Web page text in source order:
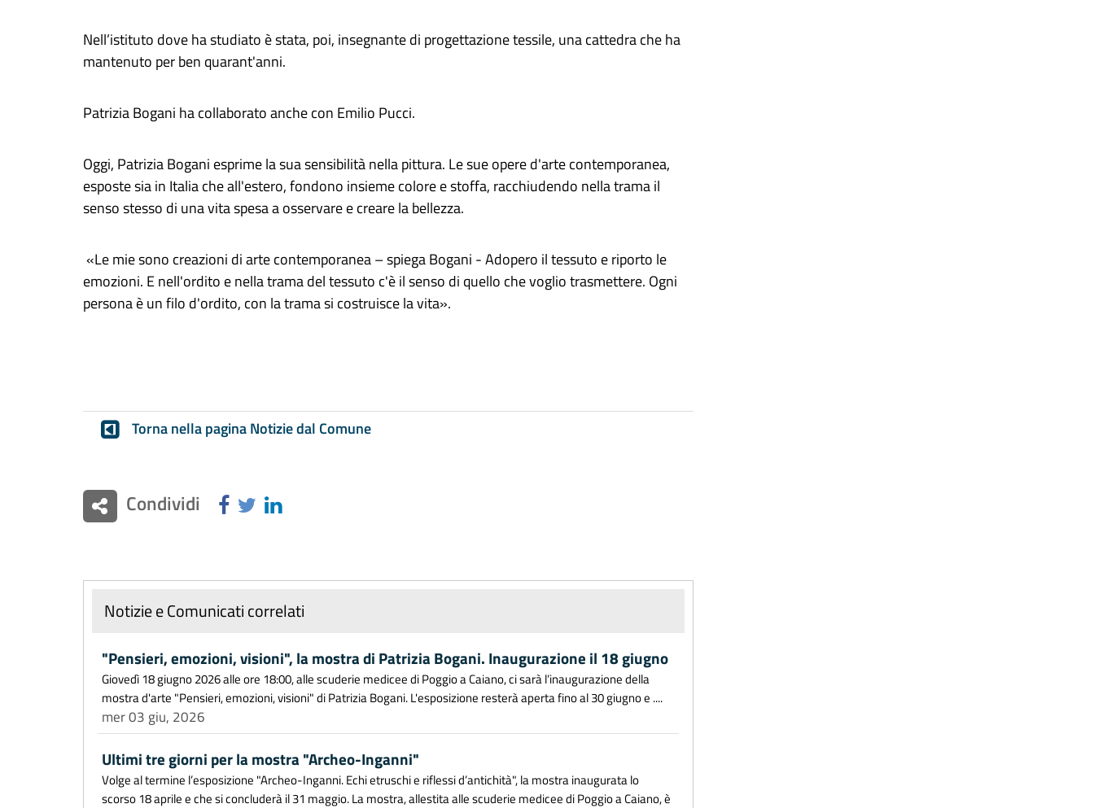
Nell’istituto dove ha studiato è stata, poi, insegnante di progettazione tessile, una cattedra che ha
mantenuto per ben quarant'anni.
Patrizia Bogani ha collaborato anche con Emilio Pucci.
Oggi, Patrizia Bogani esprime la sua sensibilità nella pittura. Le sue opere d'arte contemporanea,
esposte sia in Italia che all'estero, fondono insieme colore e stoffa, racchiudendo nella trama il
senso stesso di una vita spesa a osservare e creare la bellezza.
«Le mie sono creazioni di arte contemporanea –spiega Bogani - Adopero il tessuto e riporto le
emozioni. E nell'ordito e nella trama del tessuto c'è il senso di quello che voglio trasmettere. Ogni
persona è un filo d'ordito, con la trama si costruisce la vita».
Torna nella pagina Notizie dal Comune
Condividi
Notizie e Comunicati correlati
"Pensieri, emozioni, visioni", la mostra di Patrizia Bogani. Inaugurazione il 18 giugno
Giovedì 18 giugno 2026 alle ore 18:00, alle scuderie medicee di Poggio a Caiano, ci sarà l’inaugurazione della
mostra d'arte "Pensieri, emozioni, visioni" di Patrizia Bogani. L'esposizione resterà aperta fino al 30 giugno e ....
mer 03 giu, 2026
Ultimi tre giorni per la mostra "Archeo-Inganni"
Volge al termine l’esposizione "Archeo-Inganni. Echi etruschi e riflessi d’antichità", la mostra inaugurata lo
scorso 18 aprile e che si concluderà il 31 maggio. La mostra, allestita alle scuderie medicee di Poggio a Caiano, è